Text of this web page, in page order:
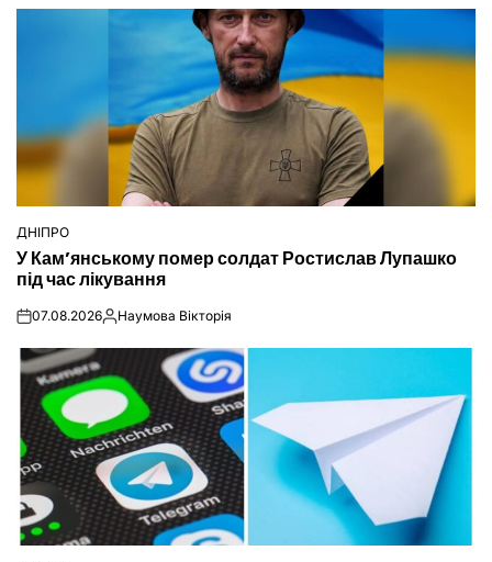
ОПУБЛІКУВАТИ
У
ДНІПРО
У Кам’янському помер солдат Ростислав Лупашко
під час лікування
on07.08.2026Опубліковано
Наумова Вікторія